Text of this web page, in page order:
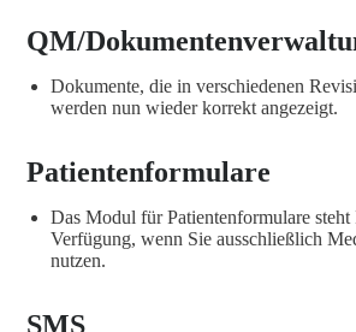
QM/
Dokumente, die in verschiedenen
werden nun wieder korrekt angezeigt.
Patientenformulare
Das Modul für Patientenformulare
Verfügung, wenn Sie ausschließlich
nutzen.
SMS